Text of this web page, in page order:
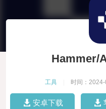
Hammer/
工具 时间：
安卓下载